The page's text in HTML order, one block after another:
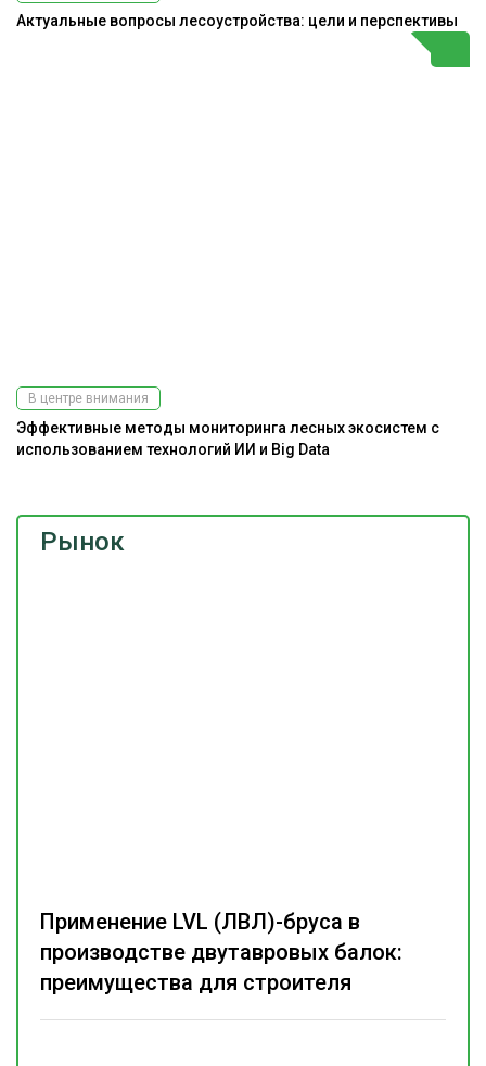
Рынок
Применение LVL (ЛВЛ)-бруса в
производстве двутавровых балок:
преимущества для строителя
Актуальные вопросы лесоустройства: цели и перспективы
В центре внимания
Эффективные методы мониторинга лесных экосистем с
использованием технологий ИИ и Big Data